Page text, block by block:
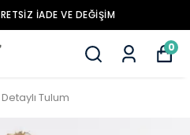
İADE VE DEĞİŞİM
0
Tulum